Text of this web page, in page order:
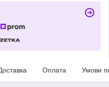
Оплата Умови